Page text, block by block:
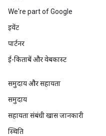
We're part of Google
इवेंट
पार्टनर
ई-किताबें और वेबकास्ट
समुदाय और सहायता
समुदाय
सहायता संबंधी खास जानकारी
स्थिति